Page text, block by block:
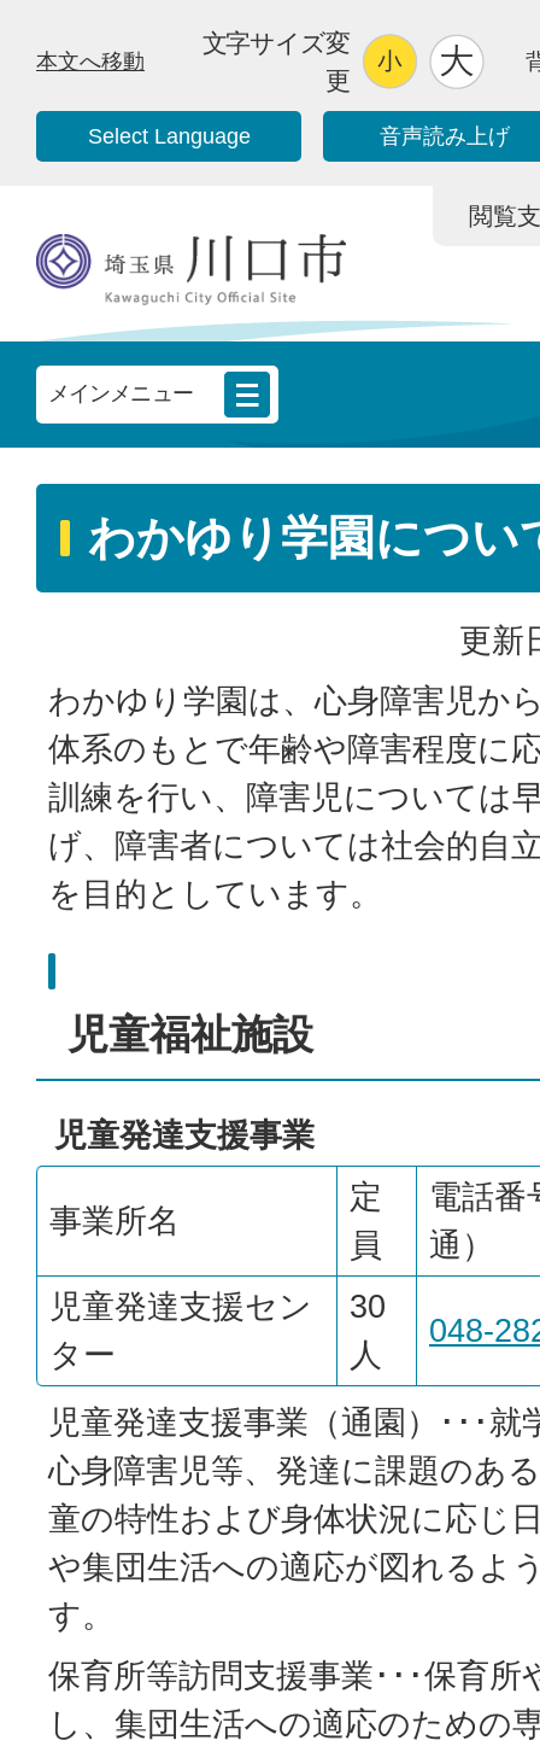
本文へ移動
文字サイズ変
更
Select Language 音声読み上げ
閲覧
メインメニュー
わかゆり学園につい
更新
わかゆり学園は、心身障害児か
体系のもとで年齢や障害程度に
訓練を行い、障害児については
げ、障害者については社会的自
を目的としています。
児童福祉施設
児童発達支援事業
事業所名
定
員
電話番
通）
児童発達支援セン
ター
30
人
048-
児童発達支援事業（通園）･･･
心身障害児等、発達に課題のあ
童の特性および身体状況に応じ
や集団生活への適応が図れるよ
す。
保育所等訪問支援事業･･･保育所
し、集団生活への適応のための